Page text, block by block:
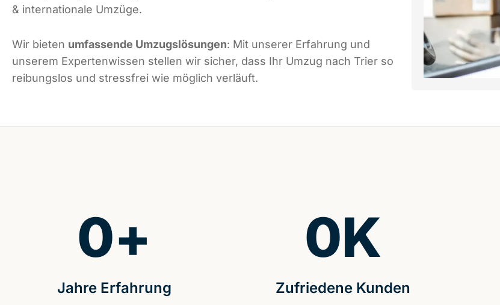
& internationale Umzüge.
Wir bieten umfassende Umzugslösungen: Mit unserer Erfahrung und
unserem Expertenwissen stellen wir sicher, dass Ihr Umzug nach Trier so
reibungslos und stressfrei wie möglich verläuft.
Jahre Erfahrung
0+
Zufriedene Kunden
0K